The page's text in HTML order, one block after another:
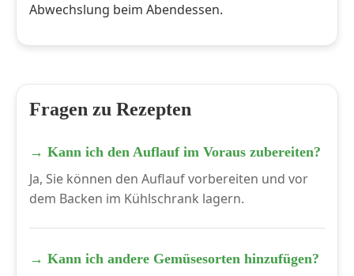
Abwechslung beim Abendessen.
Fragen zu Rezepten
→ Kann ich den Auflauf im Voraus zubereiten?
Ja, Sie können den Auflauf vorbereiten und vor
dem Backen im Kühlschrank lagern.
→ Kann ich andere Gemüsesorten hinzufügen?